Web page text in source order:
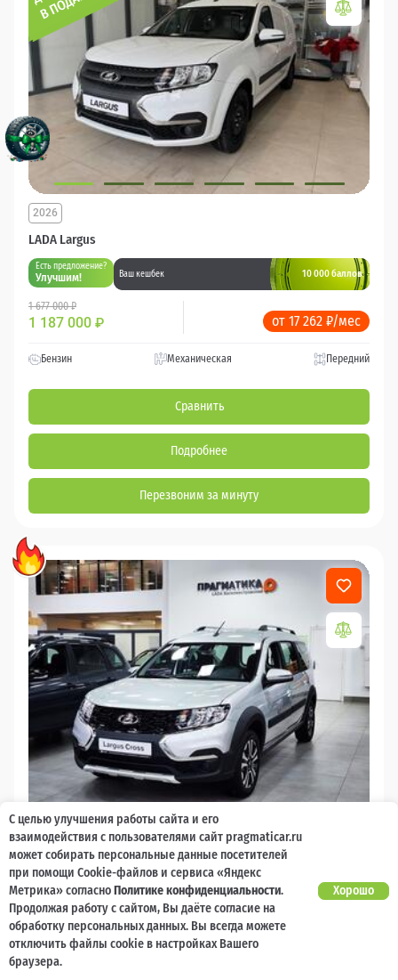
LADA Largus
2026
Есть предложение?
Улучшим! Ваш кешбек 10 000 баллов
1 677 000 ₽
1 187 000 ₽ от 17 262 ₽/мес
Бензин Механическая Передний
Сравнить
Подробнее
Перезвоним за минуту
LADA Largus
2026
Есть предложение?
Улучшим! Ваш кешбек 10 000 баллов
2 017 000 ₽
1 477 600₽
С целью улучшения работы сайта и его
взаимодействия с пользователями сайт pragmaticar.ru
может собирать персональные данные посетителей
при помощи Cookie-файлов и сервиса «Яндекс
Метрика» согласноПолитике конфиденциальности.
Продолжая работу с сайтом, Вы даёте согласие на
обработку персональных данных. Вы всегда можете
отключить файлы cookie в настройках Вашего
браузера.
Хорошо